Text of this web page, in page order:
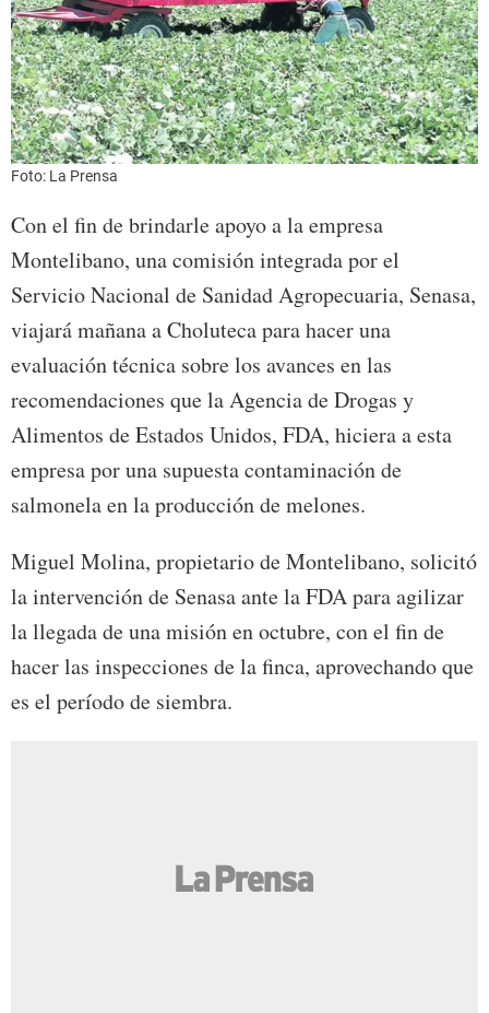
Foto: La Prensa
Con el fin de brindarle apoyo a la empresa
Montelibano, una comisión integrada por el
Servicio Nacional de Sanidad Agropecuaria, Senasa,
viajará mañana a Choluteca para hacer una
evaluación técnica sobre los avances en las
recomendaciones que la Agencia de Drogas y
Alimentos de Estados Unidos, FDA, hiciera a esta
empresa por una supuesta contaminación de
salmonela en la producción de melones.
Miguel Molina, propietario de Montelibano, solicitó
la intervención de Senasa ante la FDA para agilizar
la llegada de una misión en octubre, con el fin de
hacer las inspecciones de la finca, aprovechando que
es el período de siembra.